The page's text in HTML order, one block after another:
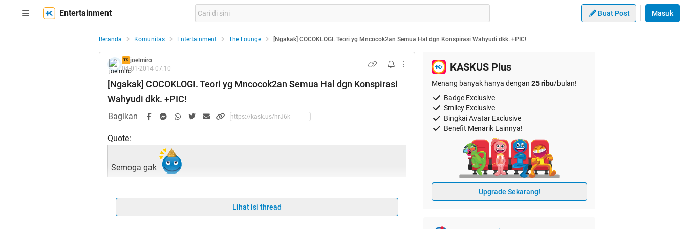
Entertainment Buat Post Masuk
Beranda Komunitas Entertainment The Lounge [Ngakak] COCOKLOGI. Teori yg Mncocok2an Semua Hal dgn Konspirasi Wahyudi dkk. +PIC!
TS joelmiro
04-01-2014 07:10
[Ngakak] COCOKLOGI. Teori yg Mncocok2an Semua Hal dgn Konspirasi
Wahyudi dkk. +PIC!
Bagikan
Quote:
Semoga gak
Lihat isi thread
KASKUS Plus
Menang banyak hanya dengan 25 ribu/bulan!
Badge Exclusive
Smiley Exclusive
Bingkai Avatar Exclusive
Benefit Menarik Lainnya!
Upgrade Sekarang!